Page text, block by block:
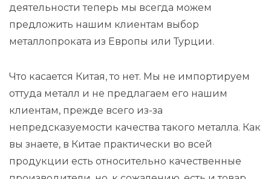
деятельности теперь мы всегда можем
предложить нашим клиентам выбор
металлопроката из Европы или Турции.
Что касается Китая, то нет. Мы не импортируем
оттуда металл и не предлагаем его нашим
клиентам, прежде всего из-за
непредсказуемости качества такого металла. Как
вы знаете, в Китае практически во всей
продукции есть относительно качественные